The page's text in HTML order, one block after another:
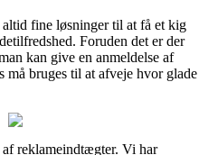
fine løsninger til at få et kig
Foruden det er der
kan give en anmeldelse af
bruges til at afveje hvor glade
af reklameindtægter. Vi har